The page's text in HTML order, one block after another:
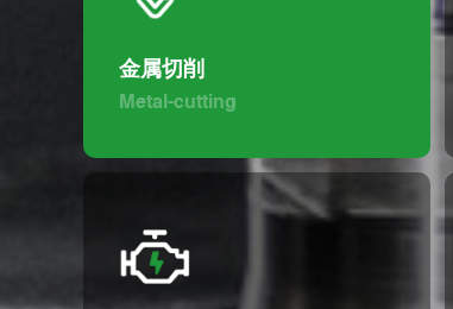
金属切削
Metal-cutting